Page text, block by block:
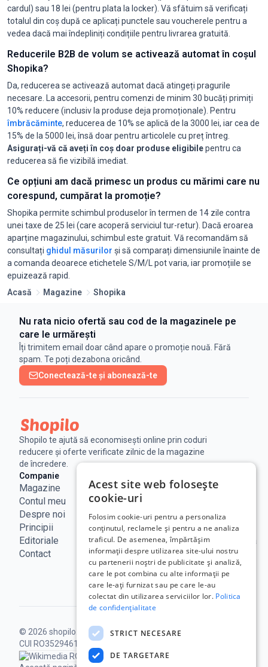
cardul) sau 18 lei (pentru plata la locker). Vă sfătuim să verificați
totalul din coș după ce aplicați punctele sau voucherele pentru a
vedea dacă mai îndepliniți condițiile pentru livrarea gratuită.
Reducerile B2B de volum se activează automat în coșul
Shopika?
Da, reducerea se activează automat dacă atingeți pragurile
necesare. La accesorii, pentru comenzi de minim 30 bucăți primiți
10% reducere (inclusiv la produse deja promoționale). Pentru
îmbrăcăminte, reducerea de 10% se aplică de la 3000 lei, iar cea de
15% de la 5000 lei, însă doar pentru articolele cu preț întreg.
Asigurați-vă că aveți în coș doar produse eligibilepentru ca
reducerea să fie vizibilă imediat.
Ce opțiuni am dacă primesc un produs cu mărimi care nu
corespund, cumpărat la promoție?
Shopika permite schimbul produselor în termen de 14 zile contra
unei taxe de 25 lei (care acoperă serviciul tur-retur). Dacă eroarea
aparține magazinului, schimbul este gratuit. Vă recomandăm să
consultați ghidul măsurilor și să comparați dimensiunile înainte de
a comanda deoarece etichetele S/M/L pot varia, iar promoțiile se
epuizează rapid.
Acasă
Magazine Shopika
Nu rata nicio ofertă sau cod de la magazinele pe
care le urmărești
Îți trimitem email doar când apare o promoție nouă. Fără
spam. Te poți dezabona oricând.
Conectează-te și abonează-te
Shopilo te ajută să economisești online prin coduri
reducere și oferte verificate zilnic de la magazine
de încredere.
Companie
Magazine
Contul meu
Despre noi
Principii
Editoriale
Contact
Notificare
Legala
Politica de
confidențialitate
Termeni de
utilizare
Politica
Cookie
Blog
ANPC
SAL - UE
ECC Romania
ANCOM
© 2026 shopilo.ro. Operat de DontPayFull SRL |
CUI RO35294618.
Toate drepturile rezervate.
Acest site web folosește
cookie-uri
Folosim cookie-uri pentru a personaliza
conținutul, reclamele și pentru a ne analiza
traficul. De asemenea, împărtășim
informații despre utilizarea site-ului nostru
cu partenerii noștri de publicitate și analiză,
care le pot combina cu alte informații pe
care le-ați furnizat sau pe care le-au
colectat din utilizarea serviciilor lor. Politica
de confidențialitate
STRICT NECESARE
DE TARGETARE